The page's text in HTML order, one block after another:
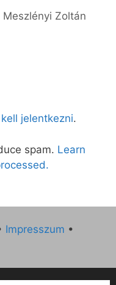
Zoltán
jelentkezni.
spam. Learn
Impresszum •